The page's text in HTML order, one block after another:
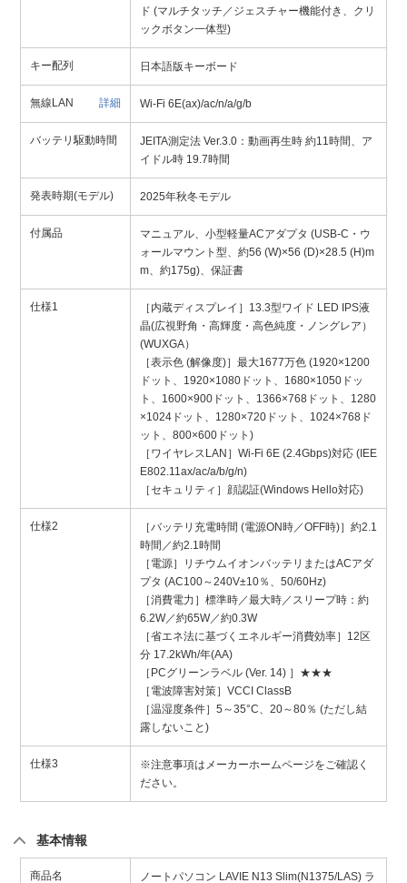
ド (マルチタッチ／ジェスチャー機能付き、クリ
ックボタン一体型)
キー配列 日本語版キーボード
無線LAN 詳細 Wi-Fi 6E(ax)/ac/n/a/g/b
バッテリ駆動時間
JEITA測定法 Ver.3.0：動画再生時 約11時間、ア
イドル時 19.7時間
発表時期(モデル) 2025年秋冬モデル
付属品
マニュアル、小型軽量ACアダプタ (USB-C・ウ
ォールマウント型、約56 (W)×56 (D)×28.5 (H)m
m、約175g)、保証書
仕様1
［内蔵ディスプレイ］13.3型ワイド LED IPS液
晶(広視野角・高輝度・高色純度・ノングレア）
(WUXGA）
［表示色 (解像度)］最大1677万色 (1920×1200
ドット、1920×1080ドット、1680×1050ドッ
ト、1600×900ドット、1366×768ドット、1280
×1024ドット、1280×720ドット、1024×768ド
ット、800×600ドット)
［ワイヤレスLAN］Wi-Fi 6E (2.4Gbps)対応 (IEE
E802.11ax/ac/a/b/g/n)
［セキュリティ］顔認証(Windows Hello対応)
仕様2
［バッテリ充電時間 (電源ON時／OFF時)］約2.1
時間／約2.1時間
［電源］リチウムイオンバッテリまたはACアダ
プタ (AC100～240V±10％、50/60Hz)
［消費電力］標準時／最大時／スリープ時：約
6.2W／約65W／約0.3W
［省エネ法に基づくエネルギー消費効率］12区
分 17.2kWh/年(AA)
［PCグリーンラベル (Ver. 14) ］★★★
［電波障害対策］VCCI ClassB
［温湿度条件］5～35°C、20～80％ (ただし結
露しないこと)
仕様3
※注意事項はメーカーホームページをご確認く
ださい。
基本情報
商品名 ノートパソコン LAVIE N13 Slim(N1375/LAS) ラ